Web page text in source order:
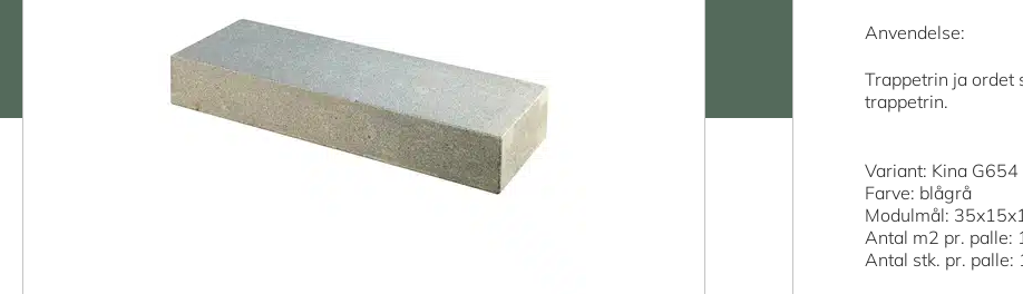
Anvendelse:
Trappetrin ja ordet
trappetrin.
Variant: Kina G654
Farve: blågrå
Modulmål:
Antal m2 pr. palle:
Antal stk. pr. palle: